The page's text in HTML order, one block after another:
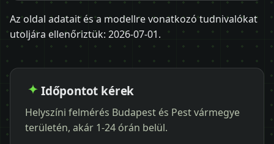
Az oldal adatait és a modellre vonatkozó tudnivalókat
utoljára ellenőriztük: 2026-07-01.
Időpontot kérek
Helyszíni felmérés Budapest és Pest vármegye
területén, akár 1-24 órán belül.